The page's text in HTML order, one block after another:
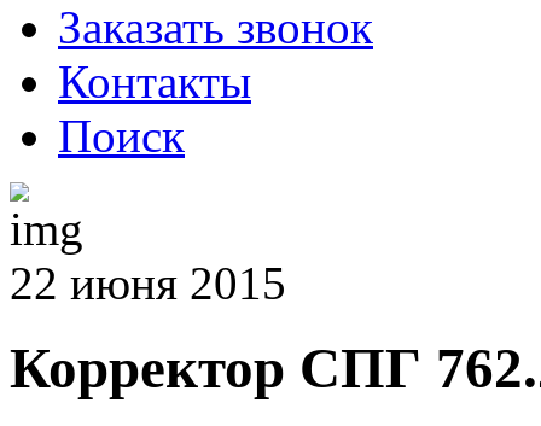
Заказать звонок
Контакты
Поиск
22 июня 2015
Корректор СПГ